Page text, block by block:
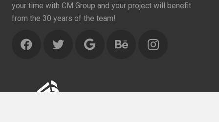
your time with CM Group and your project will benefit
from the 30 years of the team!